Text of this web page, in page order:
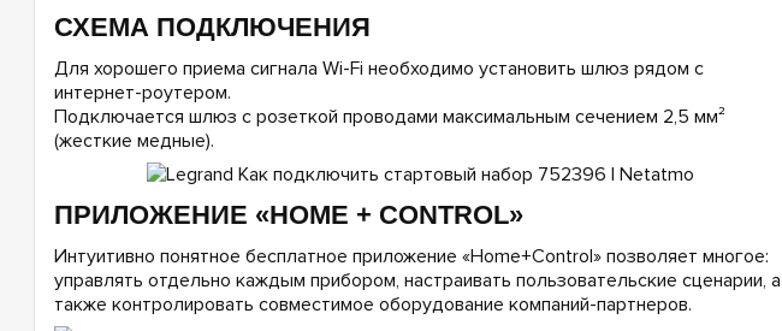
СХЕМА ПОДКЛЮЧЕНИЯ
Для хорошего приема сигнала Wi-Fi необходимо установить шлюз рядом с
интернет-роутером.
Подключается шлюз с розеткой проводами максимальным сечением 2,5 мм²
(жесткие медные).
ПРИЛОЖЕНИЕ «HOME + CONTROL»
Интуитивно понятное бесплатное приложение «Home+Control» позволяет многое:
управлять отдельно каждым прибором, настраивать пользовательские сценарии, а
также контролировать совместимое оборудование компаний-партнеров.